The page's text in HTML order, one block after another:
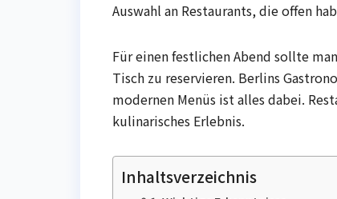
Auswahl an Restaurants, die offen
Für einen festlichen Abend sollte
Tisch zu reservieren. Berlins
modernen Menüs ist alles dabei.
kulinarisches Erlebnis.
Inhaltsverzeichnis